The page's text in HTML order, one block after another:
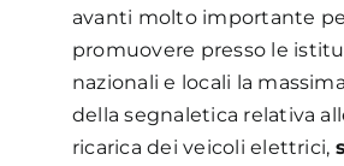
avanti molto importante
promuovere presso le
nazionali e locali la
della segnaletica relativa
ricarica dei veicoli elettrici,